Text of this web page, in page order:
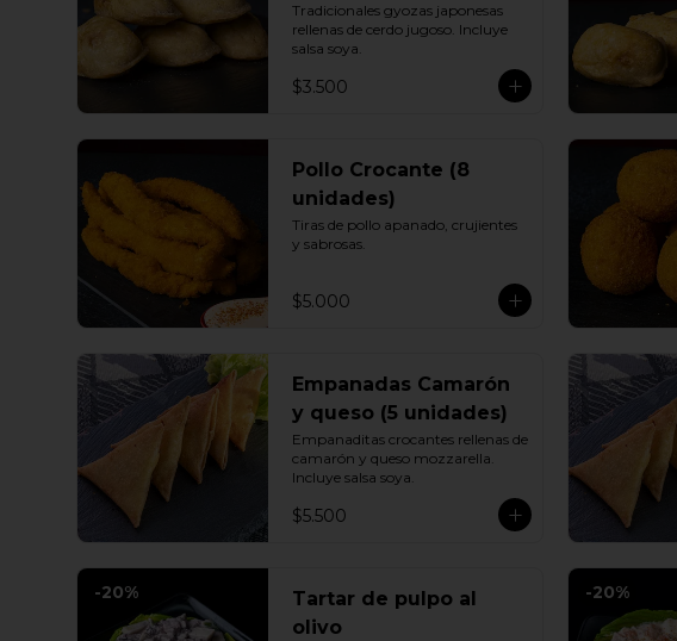
Tradicionales gyozas japonesas
rellenas de cerdo jugoso. Incluye
salsa soya.
$3.500
Pollo Crocante (8
unidades)
Tiras de pollo apanado, crujientes
y sabrosas.
$5.000
Empanadas Camarón
y queso (5 unidades)
Empanaditas crocantes rellenas de
camarón y queso mozzarella.
Incluye salsa soya.
$5.500
-20%
Tartar de pulpo al
olivo
-20%